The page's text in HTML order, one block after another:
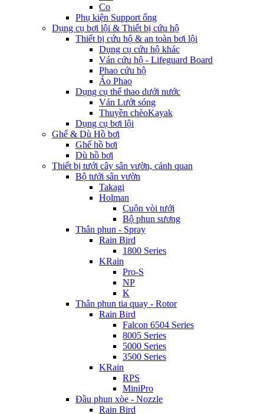
Co
Phụ kiện Support ống
Dụng cụ bơi lội & Thiết bị cứu hộ
Thiết bị cứu hộ & an toàn bơi lội
Dụng cụ cứu hộ khác
Ván cứu hộ - Lifeguard Board
Phao cứu hộ
Áo Phao
Dụng cụ thể thao dưới nước
Ván Lướt sóng
Thuyền chèoKayak
Dụng cụ bơi lội
Ghế & Dù Hồ bơi
Ghế hồ bơi
Dù hồ bơi
Thiết bị tưới cây sân vườn, cảnh quan
Bộ tưới sân vườn
Takagi
Holman
Cuộn vòi tưới
Bộ phun sương
Thân phun - Spray
Rain Bird
1800 Series
KRain
Pro-S
NP
K
Thân phun tia quay - Rotor
Rain Bird
Falcon 6504 Series
8005 Series
5000 Series
3500 Series
KRain
RPS
MiniPro
Đầu phun xòe - Nozzle
Rain Bird